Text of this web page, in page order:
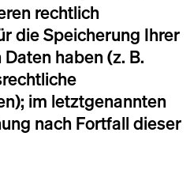
rechtlich
die Speicherung Ihrer
haben (z. B.
im letztgenannten
nach Fortfall dieser